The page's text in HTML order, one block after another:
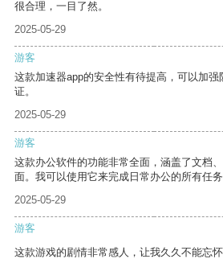
很合理，一目了然。
2025-05-29
游客
这款加速器app的安全性有待提高，可以加
证。
2025-05-29
游客
这款办公软件的功能非常全面，涵盖了文档
面。我可以使用它来完成日常办公的所有任务
2025-05-29
游客
这款游戏的剧情非常感人，让我久久不能忘怀